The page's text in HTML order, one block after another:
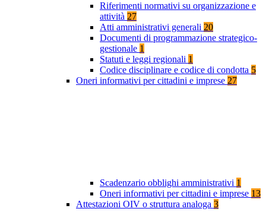
Riferimenti normativi su organizzazione e
attività 27
Atti amministrativi generali 20
Documenti di programmazione strategico-
gestionale 1
Statuti e leggi regionali 1
Codice disciplinare e codice di condotta 5
Oneri informativi per cittadini e imprese 27
Scadenzario obblighi amministrativi 1
Oneri informativi per cittadini e imprese 13
Attestazioni OIV o struttura analoga 3